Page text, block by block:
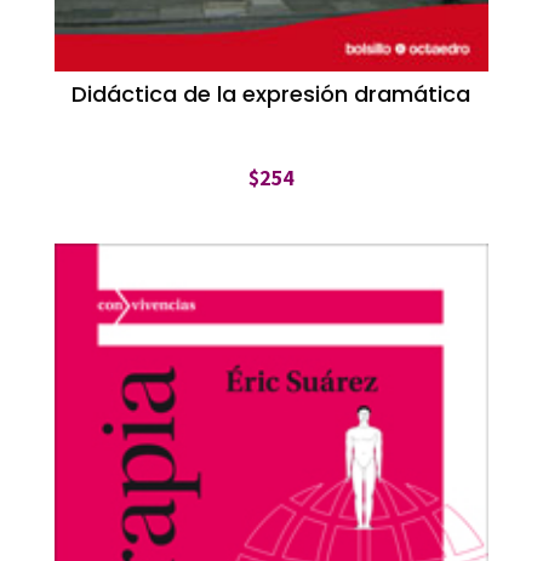
Didáctica de la expresión dramática
$254